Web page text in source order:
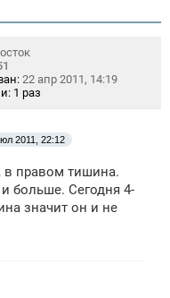
22 апр 2011, 14:19
1 раз
2011, 22:12
в правом тишина.
больше. Сегодня 4-
значит он и не